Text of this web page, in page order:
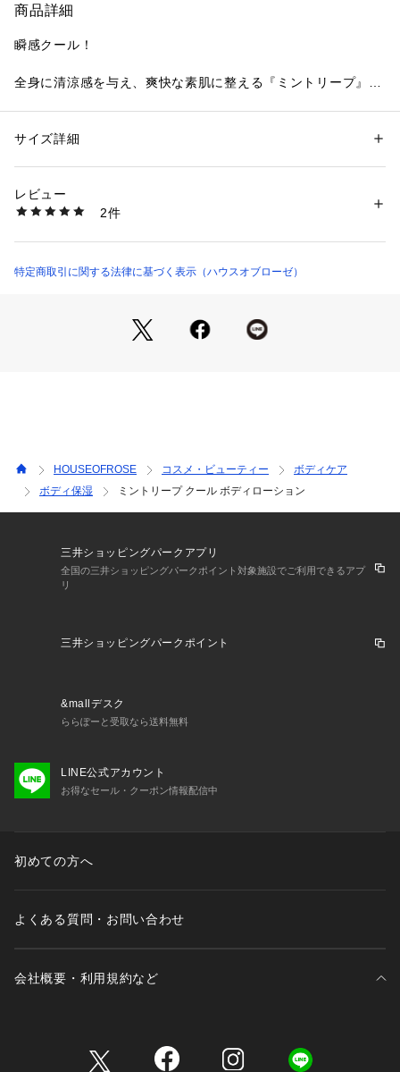
商品詳細
瞬感クール！
全身に清涼感を与え、爽快な素肌に整える『ミントリープ』シ
間差クール効果によりすっきりとした爽快感が続きます。
べたつきが気になるお肌をひきしめるボディローションです。
みずみずしいテクスチャーで、すっとなじみます。お肌の表面
あるミントやバジルなど青みを感じるハーブに、レモンを加え
※無香料（天然精油の香り）・無着色・無鉱物油・パラベンフ
性別：レディース
商品番号：
41442 （ショップ）
サイズ詳細
レビュー
2件
特定商取引に関する法律に基づく表示（ハウスオブローゼ）
HOUSEOFROSE コスメ・ビューティー
ボディケア
ボディ保湿
ミントリープ クール ボディローション
三井ショッピングパークアプリ
全国の三井ショッピングパークポイント対象施設でご利用できるアプ
リ
三井ショッピングパークポイント
&mallデスク
ららぽーと受取なら送料無料
LINE公式アカウント
お得なセール・クーポン情報配信中
初めての方へ
よくある質問・お問い合わせ
会社概要・利用規約など